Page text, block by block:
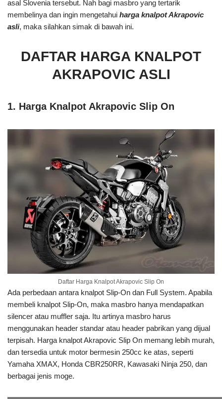
asal Slovenia tersebut. Nah bagi masbro yang tertarik
membelinya dan ingin mengetahui harga knalpot Akrapovic
asli, maka silahkan simak di bawah ini.
DAFTAR HARGA KNALPOT
AKRAPOVIC ASLI
1. Harga Knalpot Akrapovic Slip On
Daftar Harga Knalpot Akrapovic Slip On
Ada perbedaan antara knalpot Slip-On dan Full System. Apabila
membeli knalpot Slip-On, maka masbro hanya mendapatkan
silencer atau muffler saja. Itu artinya masbro harus
menggunakan header standar atau header pabrikan yang dijual
terpisah. Harga knalpot Akrapovic Slip On memang lebih murah,
dan tersedia untuk motor bermesin 250cc ke atas, seperti
Yamaha XMAX, Honda CBR250RR, Kawasaki Ninja 250, dan
berbagai jenis moge.